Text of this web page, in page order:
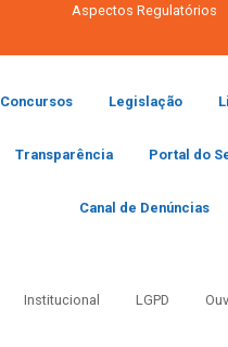
Aspectos Regulatórios
Concursos Legislação
Transparência Portal do
Canal de Denúncias
Institucional LGPD